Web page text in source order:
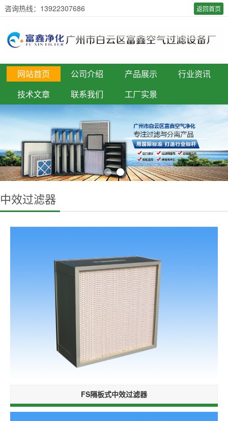
返回首页
咨询热线：13922307686
网站首页 公司介绍 产品展示
行业资讯
技术文章
联系我们 工厂实景
中效过滤器
FS隔板式中效过滤器